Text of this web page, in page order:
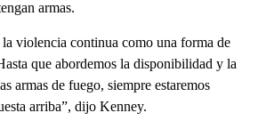
armas.
violencia continua como una forma de
que abordemos la disponibilidad y la
armas de fuego, siempre estaremos
arriba”, dijo Kenney.